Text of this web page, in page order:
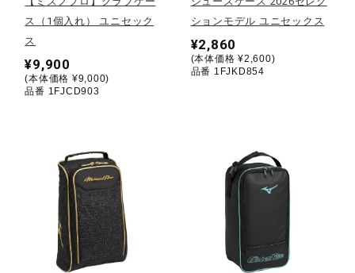
バレーボール
テニス／ソフトテニス
ス（1個入れ） ユニセック
ス
¥9,900
(本体価格 ¥9,000)
品番 1FJCD903
ションモデル ユニセックス
¥2,860
(本体価格 ¥2,600)
品番 1FJKD854